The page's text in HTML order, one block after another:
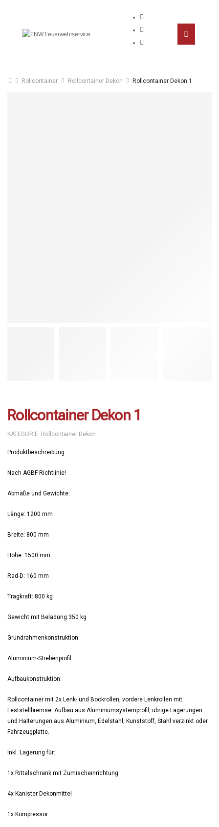
Rollcontainer Rollcontainer Dekon Rollcontainer Dekon 1
Rollcontainer Dekon 1
KATEGORIE: Rollcontainer Dekon
Produktbeschreibung
Nach AGBF Richtlinie!
Abmaße und Gewichte:
Länge: 1200 mm
Breite: 800 mm
Höhe: 1500 mm
Rad-D: 160 mm
Tragkraft: 800 kg
Gewicht mit Beladung:350 kg
Grundrahmenkonstruktion:
Aluminium-Strebenprofil.
Aufbaukonstruktion:
Rollcontainer mit 2x Lenk- und Bockrollen, vordere Lenkrollen mit
Feststellbremse. Aufbau aus Aluminiumsystemprofil, übrige Lagerungen
und Halterungen aus Aluminium, Edelstahl, Kunststoff, Stahl verzinkt oder
Fahrzeugplatte.
Inkl. Lagerung für:
1x Rittalschrank mit Zumischeinrichtung
4x Kanister Dekonmittel
1x Kompressor